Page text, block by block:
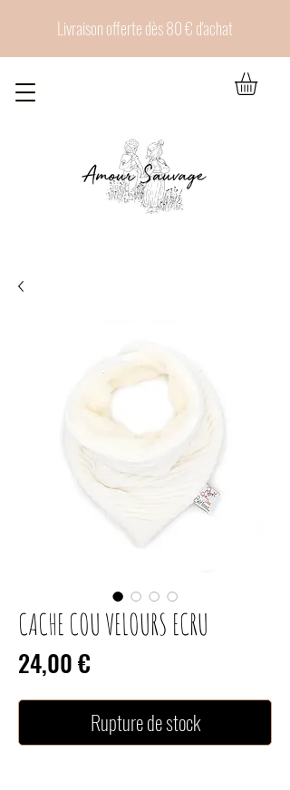
Livraison offerte dès 80 € d'achat
CACHE COU VELOURS ECRU
24,00 €
Rupture de stock